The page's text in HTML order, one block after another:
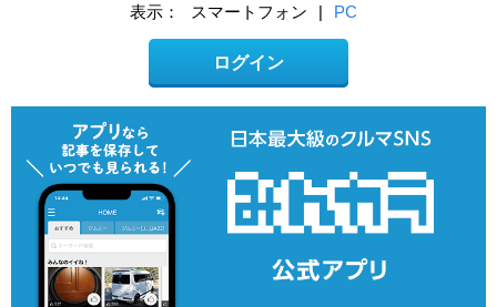
表示： スマートフォン | PC
ログイン